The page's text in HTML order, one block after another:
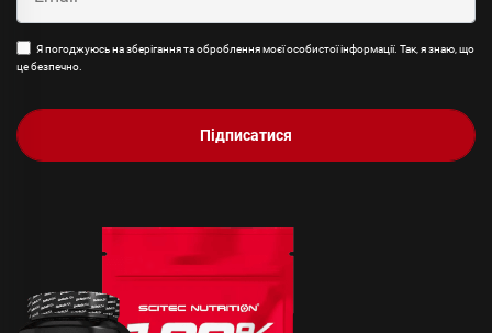
Я погоджуюсь на зберігання та оброблення моєї особистої інформації. Так, я знаю, що
це безпечно.
Підписатися